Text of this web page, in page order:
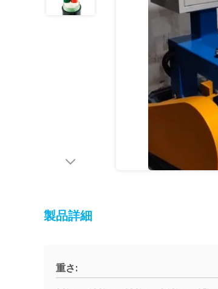
製品詳細
重さ: